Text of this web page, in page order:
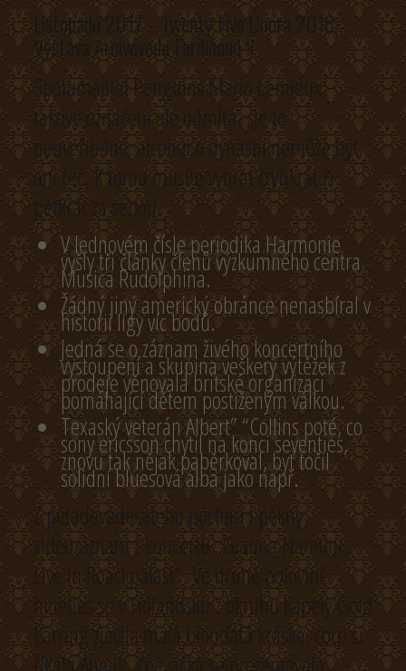
Listopadu 2017 – Twenty Five Února 2018,
Výstava Arcivévoda Ferdinand Ii
Spolumajitel Penguins Mario Lemieux
takové označení ale odmítá. „Je to
neuvěřitelné, alcohol o dynastii nemůže být
ani řeč. K tomu musíte vyhrát čtyřikrát ?i
pětkrát za sebou.
V lednovém čísle periodika Harmonie
vyšly tři články členů výzkumného centra
Musica Rudolphina.
Žádný jiný americký obránce nenasbíral v
historii ligy víc bodů.
Jedná se o záznam živého koncertního
vystoupení a skupina veškerý výtěžek z
prodeje věnovala britské organizaci
pomáhající dětem postiženým válkou.
Texaský veterán Albert” “Collins poté, co
sony ericsson chytil na konci seventies,
znovu tak nějak paběrkoval, byť točil
solidní bluesová alba jako např.
Z pětadevadesátého pochází i pěkný
videozáznam z koncertu „Gianna Nannini
Live In Roackpalast“. Ve druhé polovině
nineties se v Holandsku z okruhu kapely Gold
Earring zjevila malá blonďatá kráska, corp si